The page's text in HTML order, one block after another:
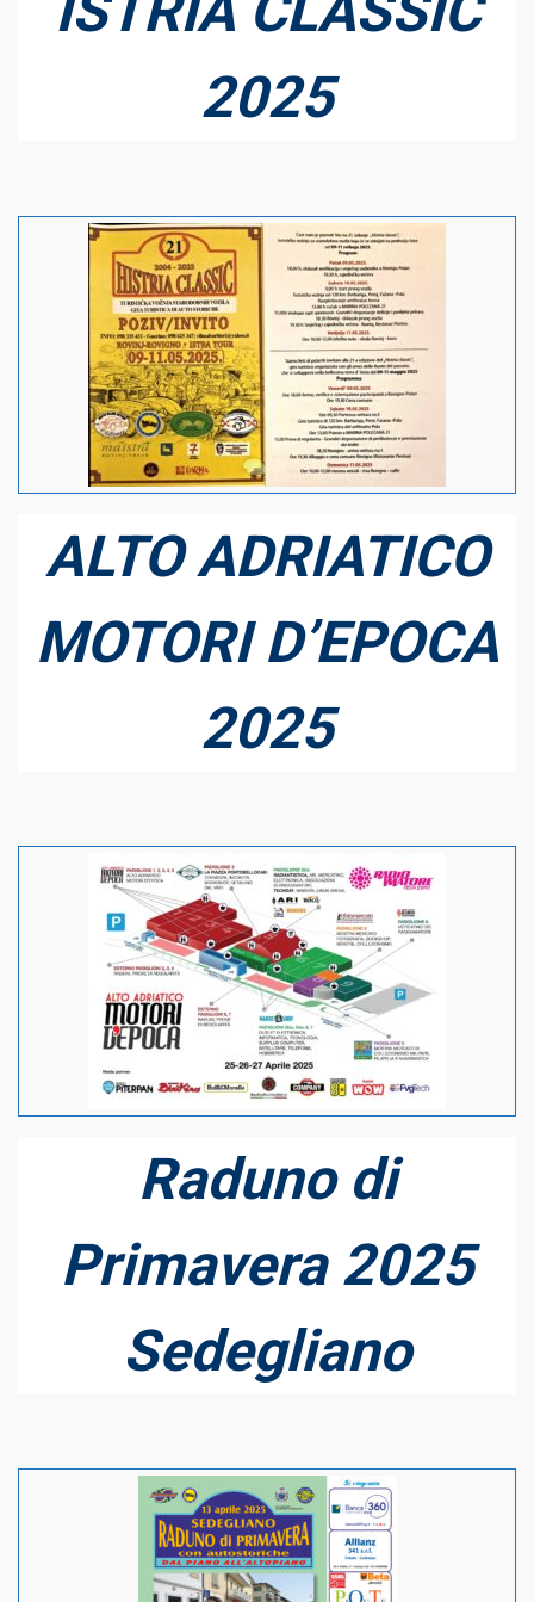
2025
ALTO ADRIATICO
MOTORI D’EPOCA
2025
Raduno di
Primavera 2025
Sedegliano